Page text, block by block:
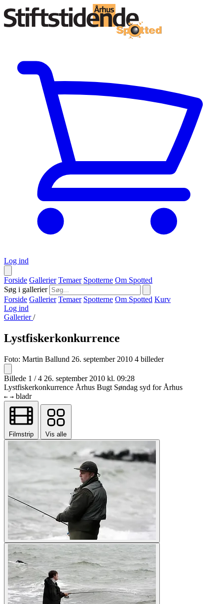
Log ind
Forside Gallerier Temaer Spotterne Om Spotted
Søg i gallerier
Forside Gallerier Temaer Spotterne Om Spotted Kurv
Log ind
Gallerier/
Lystfiskerkonkurrence
Foto: Martin Ballund 26. september 2010 4 billeder
Billede 1 / 4 26. september 2010 kl. 09:28
Lystfiskerkonkurrence Århus Bugt Søndag syd for Århus
← → bladr
Filmstrip Vis alle